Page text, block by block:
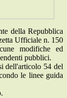
della Repubblica
Ufficiale n. 150
modifiche ed
pubblici.
dell'articolo 54 del
le linee guida